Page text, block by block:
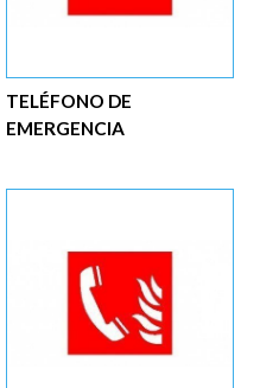
TELÉFONO DE
EMERGENCIA